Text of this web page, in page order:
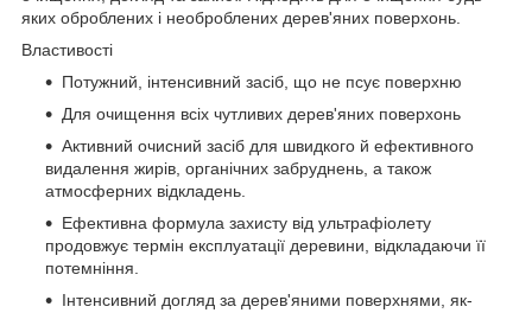
яких оброблених і необроблених дерев'яних поверхонь.
Властивості
Потужний, інтенсивний засіб, що не псує поверхню
Для очищення всіх чутливих дерев'яних поверхонь
Активний очисний засіб для швидкого й ефективного
видалення жирів, органічних забруднень, а також
атмосферних відкладень.
Ефективна формула захисту від ультрафіолету
продовжує термін експлуатації деревини, відкладаючи її
потемніння.
Інтенсивний догляд за дерев'яними поверхнями, як-